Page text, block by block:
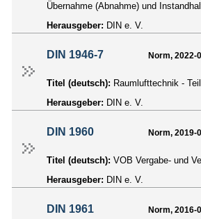
Übernahme (Abnahme) und
Herausgeber: DIN e. V.
DIN 1946-7 Norm, 2022-
Titel (deutsch): Raumlufttechnik -
Herausgeber: DIN e. V.
DIN 1960 Norm, 2019-
Titel (deutsch): VOB Vergabe- und
Herausgeber: DIN e. V.
DIN 1961 Norm, 2016-